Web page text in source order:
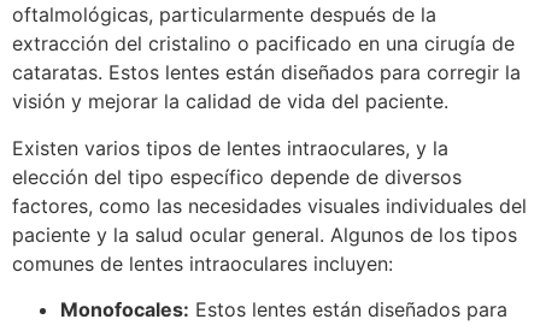
oftalmológicas, particularmente después de la
extracción del cristalino o pacificado en una cirugía de
cataratas. Estos lentes están diseñados para corregir la
visión y mejorar la calidad de vida del paciente.
Existen varios tipos de lentes intraoculares, y la
elección del tipo específico depende de diversos
factores, como las necesidades visuales individuales del
paciente y la salud ocular general. Algunos de los tipos
comunes de lentes intraoculares incluyen:
Monofocales: Estos lentes están diseñados para